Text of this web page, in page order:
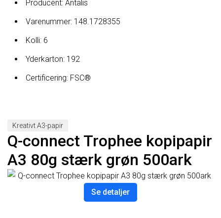
Producent: Antalis
Varenummer: 148.1728355
Kolli: 6
Yderkarton: 192
Certificering: FSC®
Kreativt A3-papir
Q-connect Trophee kopipapir
A3 80g stærk grøn 500ark
Se detaljer